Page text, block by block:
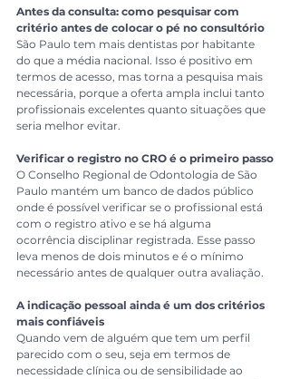
Antes da consulta: como pesquisar com
critério antes de colocar o pé no consultório
São Paulo tem mais dentistas por habitante
do que a média nacional. Isso é positivo em
termos de acesso, mas torna a pesquisa mais
necessária, porque a oferta ampla inclui tanto
profissionais excelentes quanto situações que
seria melhor evitar.
Verificar o registro no CRO é o primeiro passo
O Conselho Regional de Odontologia de São
Paulo mantém um banco de dados público
onde é possível verificar se o profissional está
com o registro ativo e se há alguma
ocorrência disciplinar registrada. Esse passo
leva menos de dois minutos e é o mínimo
necessário antes de qualquer outra avaliação.
A indicação pessoal ainda é um dos critérios
mais confiáveis
Quando vem de alguém que tem um perfil
parecido com o seu, seja em termos de
necessidade clínica ou de sensibilidade ao